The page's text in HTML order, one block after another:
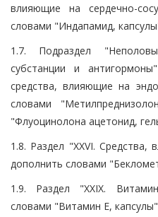
влияющие на сердечно-
словами "Индапамид,
1.7. Подраздел
субстанции и
средства, влияющие на
словами
"Флуоцинолона ацетонид,
1.8. Раздел "XXVI.
дополнить словами
1.9. Раздел "XXIX.
словами "Витамин Е,